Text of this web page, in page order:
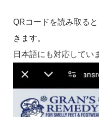
QRコードを読み取る
きます。
日本語にも対応してい